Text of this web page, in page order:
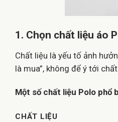
1. Chọn chất liệu áo
Chất liệu là yếu tố ảnh
là mua”, không để ý tới
Một số chất liệu Polo phổ
CHẤT LIỆU